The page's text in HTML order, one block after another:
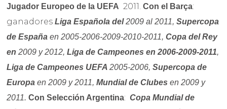
Jugador Europeo de la UEFA 2011.Con el Barça:
ganadoresLiga Española del2009 al 2011,Supercopa
de Españaen 2005-2006-2009-2010-2011,Copa del Rey
en2009 y 2012,Liga de Campeones en 2006-2009-2011,
Liga de Campeones UEFA2005-2006,Supercopa de
Europaen 2009 y 2011,Mundial de Clubesen 2009 y
2011. Con Selección Argentina:Copa Mundial de